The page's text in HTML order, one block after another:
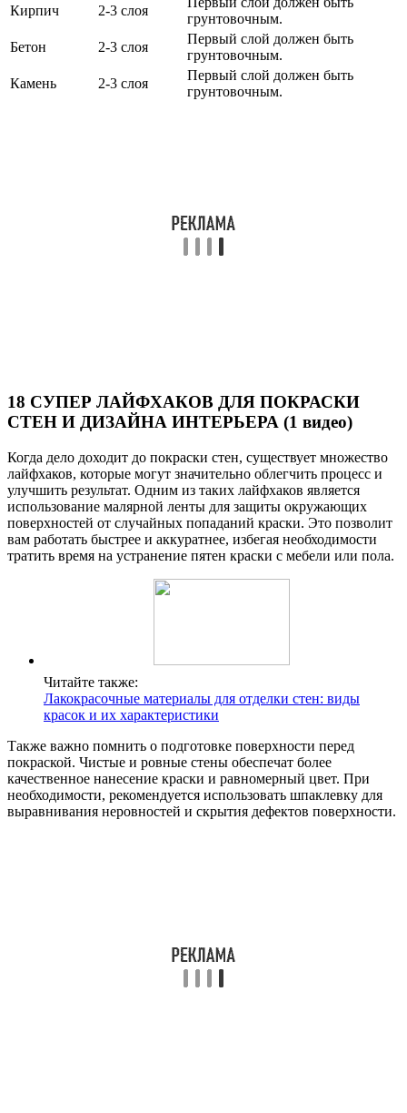
Кирпич
2-3 слоя
грунтовочным.
Бетон
2-3 слоя
Первый слой должен быть
грунтовочным.
Камень
2-3 слоя
Первый слой должен быть
грунтовочным.
18 СУПЕР ЛАЙФХАКОВ ДЛЯ ПОКРАСКИ
СТЕН И ДИЗАЙНА ИНТЕРЬЕРА (1 видео)
Когда дело доходит до покраски стен, существует множество
лайфхаков, которые могут значительно облегчить процесс и
улучшить результат. Одним из таких лайфхаков является
использование малярной ленты для защиты окружающих
поверхностей от случайных попаданий краски. Это позволит
вам работать быстрее и аккуратнее, избегая необходимости
тратить время на устранение пятен краски с мебели или пола.
Читайте также:
Лакокрасочные материалы для отделки стен: виды
красок и их характеристики
Также важно помнить о подготовке поверхности перед
покраской. Чистые и ровные стены обеспечат более
качественное нанесение краски и равномерный цвет. При
необходимости, рекомендуется использовать шпаклевку для
выравнивания неровностей и скрытия дефектов поверхности.